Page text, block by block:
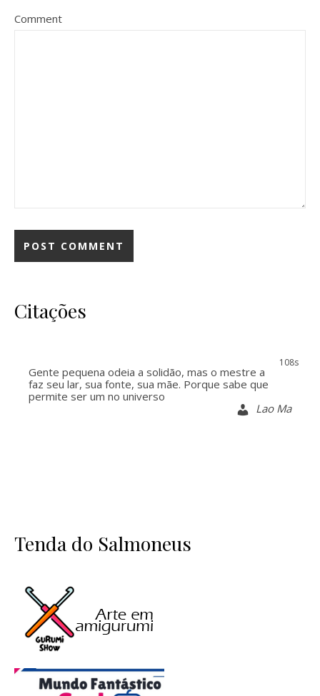
Comment
Citações
108s
Gente pequena odeia a solidão, mas o mestre a
faz seu lar, sua fonte, sua mãe. Porque sabe que
permite ser um no universo
Lao Ma
Tenda do Salmoneus